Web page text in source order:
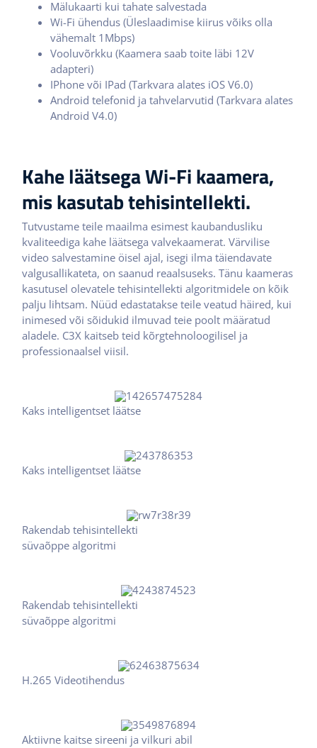
Mälukaarti kui tahate salvestada
Wi-Fi ühendus (Üleslaadimise kiirus võiks olla
vähemalt 1Mbps)
Vooluvõrkku (Kaamera saab toite läbi 12V
adapteri)
IPhone või IPad (Tarkvara alates iOS V6.0)
Android telefonid ja tahvelarvutid (Tarkvara alates
Android V4.0)
Kahe läätsega Wi-Fi kaamera,
mis kasutab tehisintellekti.
Tutvustame teile maailma esimest kaubandusliku
kvaliteediga kahe läätsega valvekaamerat. Värvilise
video salvestamine öisel ajal, isegi ilma täiendavate
valgusallikateta, on saanud reaalsuseks. Tänu kaameras
kasutusel olevatele tehisintellekti algoritmidele on kõik
palju lihtsam. Nüüd edastatakse teile veatud häired, kui
inimesed või sõidukid ilmuvad teie poolt määratud
aladele. C3X kaitseb teid kõrgtehnoloogilisel ja
professionaalsel viisil.
Kaks intelligentset läätse
Kaks intelligentset läätse
Rakendab tehisintellekti
süvaõppe algoritmi
Rakendab tehisintellekti
süvaõppe algoritmi
H.265 Videotihendus
Aktiivne kaitse sireeni ja vilkuri abil